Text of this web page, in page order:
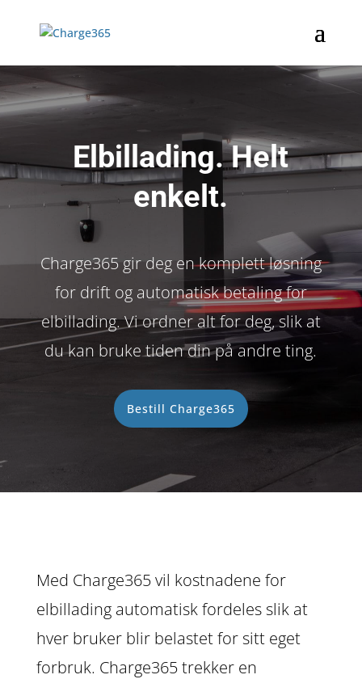
Elbillading. Helt
enkelt.
Charge365 gir deg en komplett løsning
for drift og automatisk betaling for
elbillading. Vi ordner alt for deg, slik at
du kan bruke tiden din på andre ting.
Bestill Charge365
Med Charge365 vil kostnadene for
elbillading automatisk fordeles slik at
hver bruker blir belastet for sitt eget
forbruk. Charge365 trekker en